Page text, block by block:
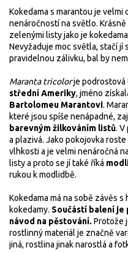
Kokedama s marantou je
nenáročností na světlo.
zelenými listy jako je
Nevyžaduje moc světla, stačí
pravidelnou zálivku, bal by
Maranta tricolorje podrostová
střední Ameriky, jméno
Bartolomeu Marantovi.
které jsou spíše nenápadné,
barevným žilkováním listů. V
a plazivá. Jako pokojovka
vlhkosti a je velmi nenáročná
listy a proto se jí také říká
rukou k modlidbě.
Kokedama má na sobě závěs
kokedamy. Součástí balení je
návod na pěstování. Protože
rostlinný materiál je značně
jiná, rostlina jinak narostlá a